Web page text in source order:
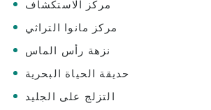
مركز الاستكشاف
مركز مانوا التراثي
نزهة رأس الماس
حديقة الحياة البحرية
التزلج على الجليد